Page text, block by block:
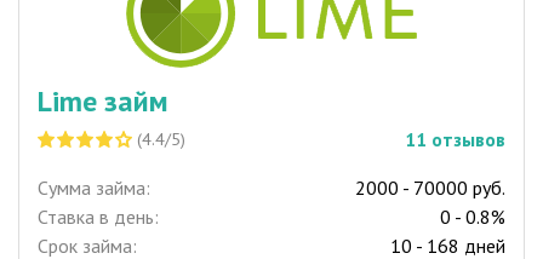
Lime займ
(4.4/5) 11 отзывов
Сумма займа:
2000 - 70000 руб.
Ставка в день:
0 - 0.8%
Срок займа:
10 - 168 дней